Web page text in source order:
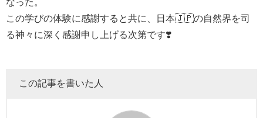
この学びの体験に感謝すると共に、日本🇯🇵の自然界を司
る神々に深く感謝申し上げる次第です❣️
この記事を書いた人